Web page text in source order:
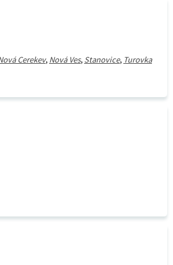
Cerekev, Nová Ves, Stanovice, Turovka